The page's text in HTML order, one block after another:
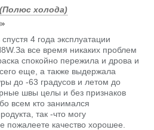
холода)
4 года эксплуатации
все время никаких проблем
спокойно пережила и дрова и
еще, а также выдержала
до -63 градусов и летом до
швы целы и без признаков
всем кто занимался
так -что могу
пожалеете качество хорошее.